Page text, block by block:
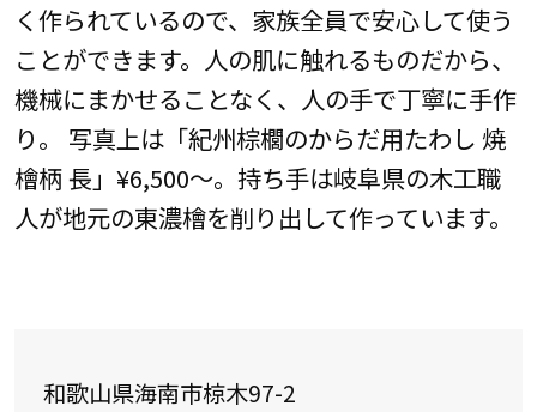
く作られているので、家族全員で安心して使う
ことができます。人の肌に触れるものだから、
機械にまかせることなく、人の手で丁寧に手作
り。 写真上は「紀州棕櫚のからだ用たわし 焼
檜柄 長」¥6,500〜。持ち手は岐阜県の木工職
人が地元の東濃檜を削り出して作っています。
和歌山県海南市椋木97-2